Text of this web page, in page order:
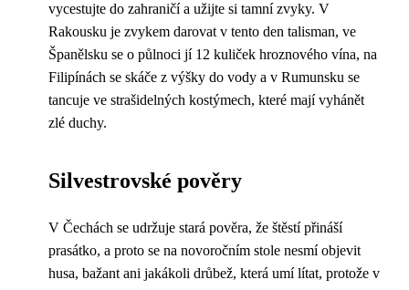
vycestujte do zahraničí a užijte si tamní zvyky. V
Rakousku je zvykem darovat v tento den talisman, ve
Španělsku se o půlnoci jí 12 kuliček hroznového vína, na
Filipínách se skáče z výšky do vody a v Rumunsku se
tancuje ve strašidelných kostýmech, které mají vyhánět
zlé duchy.
Silvestrovské pověry
V Čechách se udržuje stará pověra, že štěstí přináší
prasátko, a proto se na novoročním stole nesmí objevit
husa, bažant ani jakákoli drůbež, která umí lítat, protože v